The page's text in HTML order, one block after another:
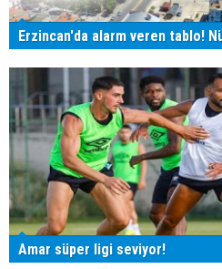
Erzincan'da alarm veren tablo!
Amar süper ligi seviyor!